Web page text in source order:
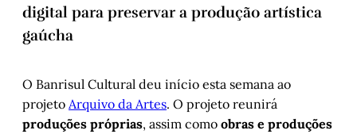
digital para preservar a produção artística
gaúcha
O Banrisul Cultural deu início esta semana ao
projeto Arquivo da Artes. O projeto reunirá
produções próprias, assim como obras e produções